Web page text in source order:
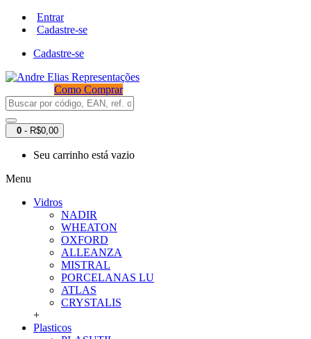
Entrar
Cadastre-se
Cadastre-se
Como Comprar
0 - R$0,00
Seu carrinho está vazio
Menu
Vidros
NADIR
WHEATON
OXFORD
ALLEANZA
MISTRAL
PORCELANAS LU
ATLAS
CRYSTALIS
+
Plasticos